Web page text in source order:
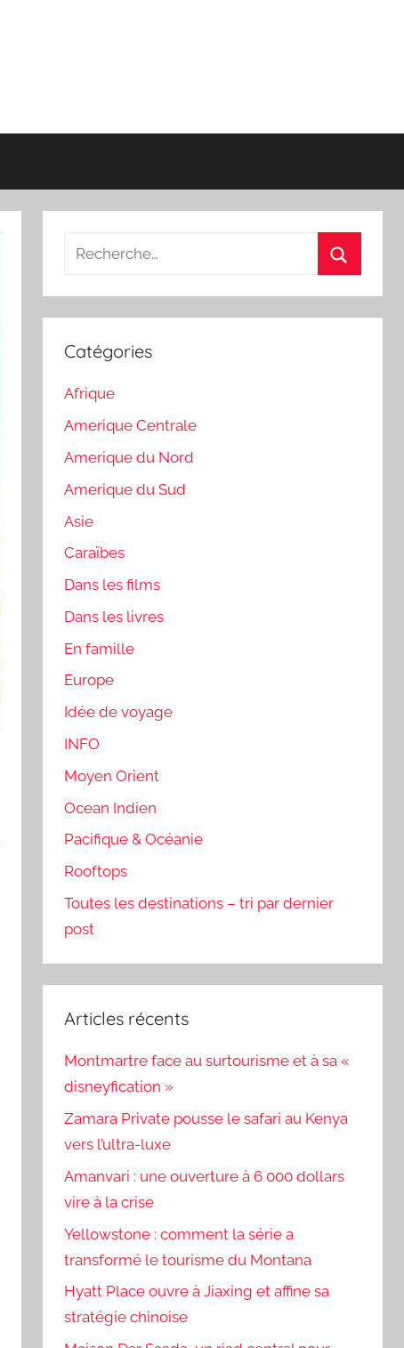
Recherche
:
Catégories
Afrique
Amerique Centrale
Amerique du Nord
Amerique du Sud
Asie
Caraïbes
Dans les films
Dans les livres
En famille
Europe
Idée de voyage
INFO
Moyen Orient
Ocean Indien
Pacifique & Océanie
Rooftops
Toutes les destinations – tri par dernier
post
Articles récents
Montmartre face au surtourisme et à sa «
disneyfication »
Zamara Private pousse le safari au Kenya
vers l’ultra-luxe
Amanvari : une ouverture à 6 000 dollars
vire à la crise
Yellowstone : comment la série a
transformé le tourisme du Montana
Hyatt Place ouvre à Jiaxing et affine sa
stratégie chinoise